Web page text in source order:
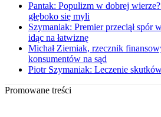
Pantak: Populizm w dobrej
głęboko się myli
Szymaniak: Premier przeciął spór
idąc na łatwiznę
Michał Ziemiak, rzecznik
konsumentów na sąd
Piotr Szymaniak: Leczenie
Promowane treści